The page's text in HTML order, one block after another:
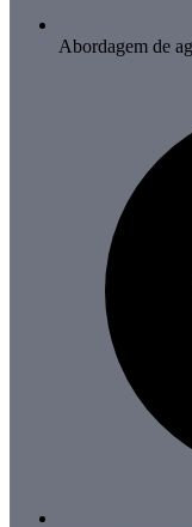
Abordagem de